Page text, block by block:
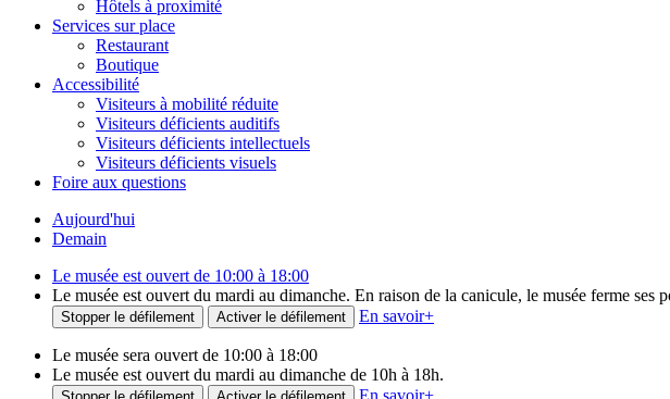
Hôtels à proximité
Services sur place
Restaurant
Boutique
Accessibilité
Visiteurs à mobilité réduite
Visiteurs déficients auditifs
Visiteurs déficients intellectuels
Visiteurs déficients visuels
Foire aux questions
Aujourd'hui
Demain
Le musée est ouvert de 10:00 à 18:00
Le musée est ouvert du mardi au dimanche. En raison de la canicule, le musée ferme
Stopper le défilement Activer le défilement En savoir+
Le musée sera ouvert de 10:00 à 18:00
Le musée est ouvert du mardi au dimanche de 10h à 18h.
En savoir+